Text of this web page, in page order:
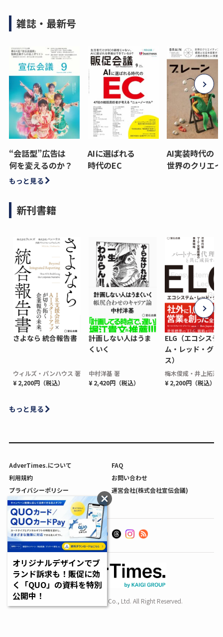
雑誌・最新号
“会話型”広告は
何を変えるのか？
AIに選ばれる
時代のEC
AI実装時代の
世界のクリエ
もっと見る
新刊書籍
さよなら 統合報告書
ウィルズ・パンハウス 著
¥ 2,200円（税込）
計画しない人はうま
くいく
中村洋基 著
¥ 2,420円（税込）
ELG（エコシステ
ム・レッド・グロ
ス）
梅木俊成・井上拓海
¥ 2,200円（税込）
もっと見る
AdverTimes.について
FAQ
利用規約
お問い合わせ
プライバシーポリシー
運営会社(株式会社宣伝会議)
利用者情報の外部送信について
Copyright SENDENKAIGI Co., Ltd. All Right Reserved.
オリジナルデザインでブ
ランド訴求も！販促に効
く「QUO」の資料を特別
公開中！